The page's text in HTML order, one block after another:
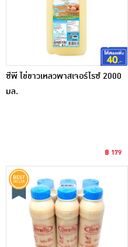
ซีพี ไข่ขาวเหลวพาสเจอร์ไรซ์ 2000
มล.
฿ 179